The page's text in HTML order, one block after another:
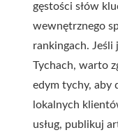
gęstości słów
wewnętrznego
rankingach. Jeśli
Tychach, warto
edym tychy, aby
lokalnych
usług, publikuj